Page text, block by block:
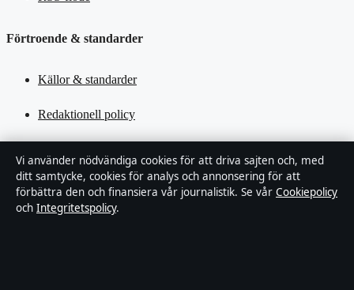
Förtroende & standarder
Källor & standarder
Redaktionell policy
Tillgänglighetsredogörelse
Kändisar & integritet
Vi använder nödvändiga cookies för att driva sajten och, med
ditt samtycke, cookies för analys och annonsering för att
förbättra den och finansiera vår journalistik. Se vår Cookiepolicy
och Integritetspolicy.